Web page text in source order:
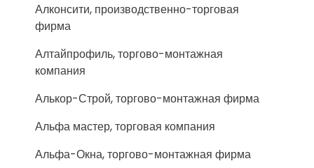
Алконсити, производственно-торговая
фирма
Алтайпрофиль, торгово-монтажная
компания
Алькор-Строй, торгово-монтажная фирма
Альфа мастер, торговая компания
Альфа-Окна, торгово-монтажная фирма